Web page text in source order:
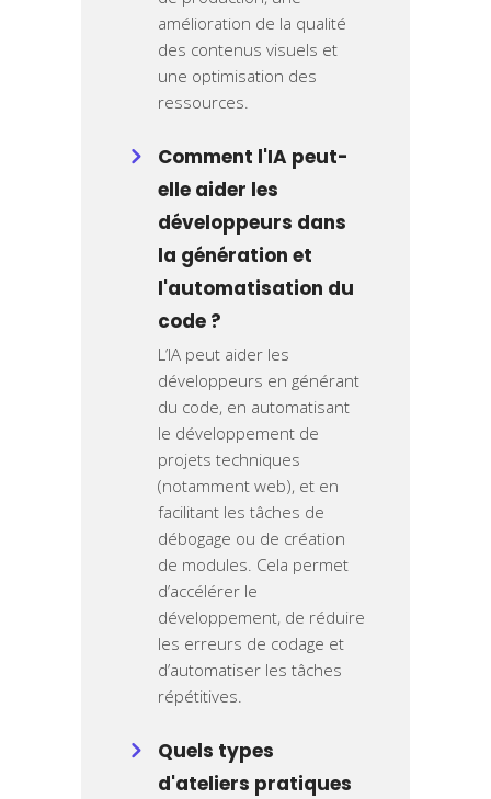
amélioration de la qualité
des contenus visuels et
une optimisation des
ressources.
Comment l'IA peut-
elle aider les
développeurs dans
la génération et
l'automatisation du
code ?
L’IA peut aider les
développeurs en générant
du code, en automatisant
le développement de
projets techniques
(notamment web), et en
facilitant les tâches de
débogage ou de création
de modules. Cela permet
d’accélérer le
développement, de réduire
les erreurs de codage et
d’automatiser les tâches
répétitives.
Quels types
d'ateliers pratiques